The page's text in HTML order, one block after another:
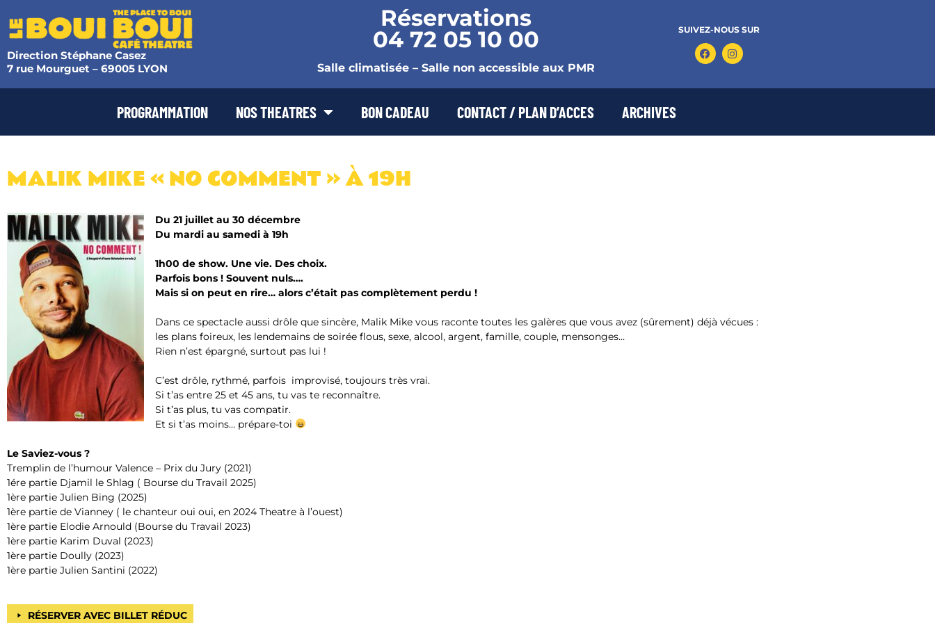
Direction Stéphane Casez
7 rue Mourguet – 69005 LYON
Réservations
04 72 05 10 00
Salle climatisée – Salle non accessible aux PMR
SUIVEZ-NOUS SUR
PROGRAMMATION NOS THEATRES BON CADEAU CONTACT / PLAN D’ACCES ARCHIVES
MALIK MIKE « NO COMMENT » À 19H
Du 21 juillet au 30 décembre
Du mardi au samedi à 19h
1h00 de show. Une vie. Des choix.
Parfois bons ! Souvent nuls….
Mais si on peut en rire… alors c’était pas complètement perdu !
Dans ce spectacle aussi drôle que sincère, Malik Mike vous raconte toutes les galères que vous avez (sûrement) déjà vécues :
les plans foireux, les lendemains de soirée flous, sexe, alcool, argent, famille, couple, mensonges…
Rien n’est épargné, surtout pas lui !
C’est drôle, rythmé, parfois improvisé, toujours très vrai.
Si t’as entre 25 et 45 ans, tu vas te reconnaître.
Si t’as plus, tu vas compatir.
Et si t’as moins… prépare-toi
Le Saviez-vous ?
Tremplin de l’humour Valence – Prix du Jury (2021)
1ére partie Djamil le Shlag ( Bourse du Travail 2025)
1ère partie Julien Bing (2025)
1ère partie de Vianney ( le chanteur oui oui, en 2024 Theatre à l’ouest)
1ère partie Elodie Arnould (Bourse du Travail 2023)
1ère partie Karim Duval (2023)
1ère partie Doully (2023)
1ère partie Julien Santini (2022)
RÉSERVER AVEC BILLET RÉDUC